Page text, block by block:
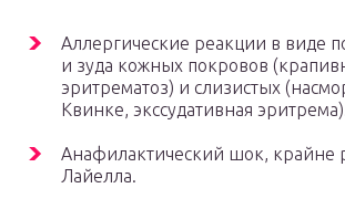
Аллергические реакции в виде
и зуда кожных покровов
эритрематоз) и слизистых
Квинке, экссудативная
Анафилактический шок, крайне
Лайелла.